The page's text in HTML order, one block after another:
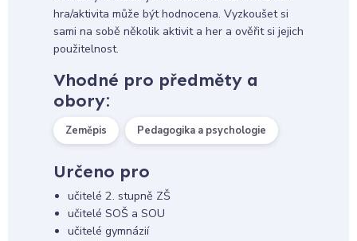
hra/aktivita může být hodnocena. Vyzkoušet si
sami na sobě několik aktivit a her a ověřit si jejich
použitelnost.
Vhodné pro předměty a
obory:
Zeměpis Pedagogika a psychologie
Určeno pro
učitelé 2. stupně ZŠ
učitelé SOŠ a SOU
učitelé gymnázií